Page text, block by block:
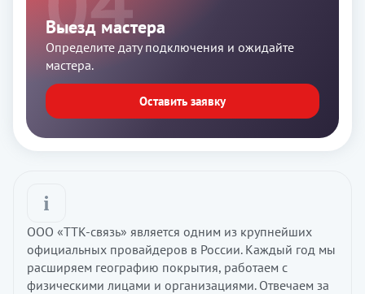
Выезд мастера
Определите дату подключения и ожидайте
мастера.
Оставить заявку
ООО «ТТК-связь» является одним из крупнейших
официальных провайдеров в России. Каждый год мы
расширяем географию покрытия, работаем с
физическими лицами и организациями. Отвечаем за